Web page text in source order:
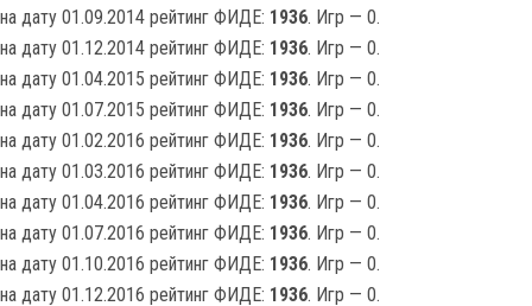
на дату 01.09.2014 рейтинг ФИДЕ: 1936. Игр — 0.
на дату 01.12.2014 рейтинг ФИДЕ: 1936. Игр — 0.
на дату 01.04.2015 рейтинг ФИДЕ: 1936. Игр — 0.
на дату 01.07.2015 рейтинг ФИДЕ: 1936. Игр — 0.
на дату 01.02.2016 рейтинг ФИДЕ: 1936. Игр — 0.
на дату 01.03.2016 рейтинг ФИДЕ: 1936. Игр — 0.
на дату 01.04.2016 рейтинг ФИДЕ: 1936. Игр — 0.
на дату 01.07.2016 рейтинг ФИДЕ: 1936. Игр — 0.
на дату 01.10.2016 рейтинг ФИДЕ: 1936. Игр — 0.
на дату 01.12.2016 рейтинг ФИДЕ: 1936. Игр — 0.